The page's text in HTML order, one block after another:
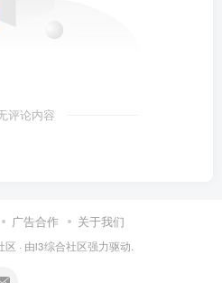
评论内容
广告合作 关于我们
区 · 由i3综合社区强力驱动.